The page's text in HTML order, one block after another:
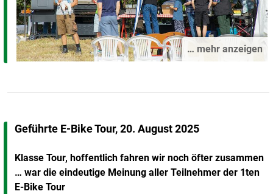
… mehr anzeigen
Geführte E-Bike Tour, 20. August 2025
Klasse Tour, hoffentlich fahren wir noch öfter zusammen
… war die eindeutige Meinung aller Teilnehmer der 1ten
E-Bike Tour